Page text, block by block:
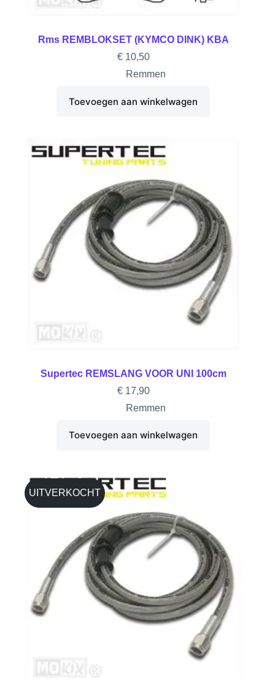
Rms REMBLOKSET (KYMCO DINK) KBA
€10,50
Remmen
Toevoegen aan winkelwagen
Supertec REMSLANG VOOR UNI 100cm
€17,90
Remmen
Toevoegen aan winkelwagen
UITVERKOCHT